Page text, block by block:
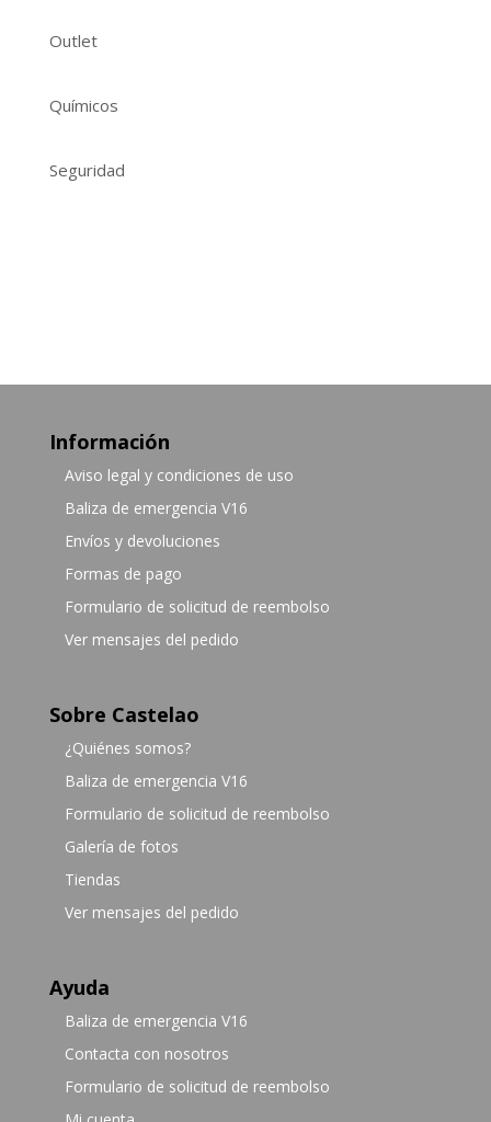
Outlet
Químicos
Seguridad
Información
Aviso legal y condiciones de uso
Baliza de emergencia V16
Envíos y devoluciones
Formas de pago
Formulario de solicitud de reembolso
Ver mensajes del pedido
Sobre Castelao
¿Quiénes somos?
Baliza de emergencia V16
Formulario de solicitud de reembolso
Galería de fotos
Tiendas
Ver mensajes del pedido
Ayuda
Baliza de emergencia V16
Contacta con nosotros
Formulario de solicitud de reembolso